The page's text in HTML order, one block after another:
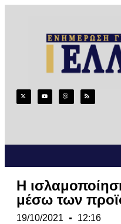
Η
μέσω των
19/10/2021 12:16